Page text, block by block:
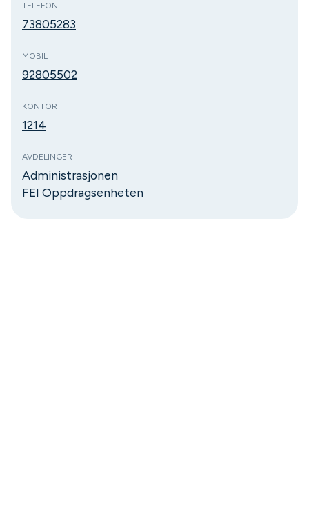
TELEFON
73805283
MOBIL
92805502
KONTOR
1214
AVDELINGER
Administrasjonen
FEI Oppdragsenheten